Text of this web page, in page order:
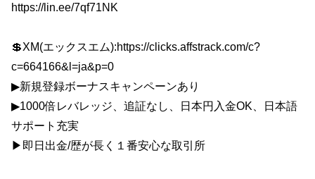
https://lin.ee/7qf71NK
💲XM(エックスエム):https://clicks.affstrack.com/c?
c=664166&l=ja&p=0
▶︎新規登録ボーナスキャンペーンあり
▶︎1000倍レバレッジ、追証なし、日本円入金OK、日本語
サポート充実
▶︎即日出金/歴が長く１番安心な取引所